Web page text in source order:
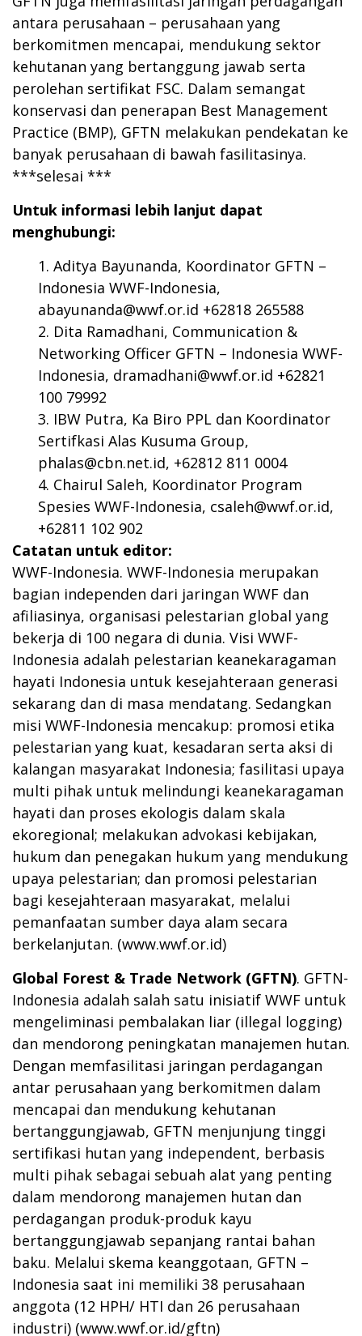
antara perusahaan – perusahaan yang
berkomitmen mencapai, mendukung sektor
kehutanan yang bertanggung jawab serta
perolehan sertifikat FSC. Dalam semangat
konservasi dan penerapan Best Management
Practice (BMP), GFTN melakukan pendekatan ke
banyak perusahaan di bawah fasilitasinya.
***selesai ***
Untuk informasi lebih lanjut dapat
menghubungi:
Aditya Bayunanda, Koordinator GFTN –
Indonesia WWF-Indonesia,
abayunanda@wwf.or.id +62818 265588
Dita Ramadhani, Communication &
Networking Officer GFTN – Indonesia WWF-
Indonesia, dramadhani@wwf.or.id +62821
100 79992
IBW Putra, Ka Biro PPL dan Koordinator
Sertifkasi Alas Kusuma Group,
phalas@cbn.net.id, +62812 811 0004
Chairul Saleh, Koordinator Program
Spesies WWF-Indonesia, csaleh@wwf.or.id,
+62811 102 902
Catatan untuk editor:
WWF-Indonesia. WWF-Indonesia merupakan
bagian independen dari jaringan WWF dan
afiliasinya, organisasi pelestarian global yang
bekerja di 100 negara di dunia. Visi WWF-
Indonesia adalah pelestarian keanekaragaman
hayati Indonesia untuk kesejahteraan generasi
sekarang dan di masa mendatang. Sedangkan
misi WWF-Indonesia mencakup: promosi etika
pelestarian yang kuat, kesadaran serta aksi di
kalangan masyarakat Indonesia; fasilitasi upaya
multi pihak untuk melindungi keanekaragaman
hayati dan proses ekologis dalam skala
ekoregional; melakukan advokasi kebijakan,
hukum dan penegakan hukum yang mendukung
upaya pelestarian; dan promosi pelestarian
bagi kesejahteraan masyarakat, melalui
pemanfaatan sumber daya alam secara
berkelanjutan. (www.wwf.or.id)
Global Forest & Trade Network (GFTN). GFTN-
Indonesia adalah salah satu inisiatif WWF untuk
mengeliminasi pembalakan liar (illegal logging)
dan mendorong peningkatan manajemen hutan.
Dengan memfasilitasi jaringan perdagangan
antar perusahaan yang berkomitmen dalam
mencapai dan mendukung kehutanan
bertanggungjawab, GFTN menjunjung tinggi
sertifikasi hutan yang independent, berbasis
multi pihak sebagai sebuah alat yang penting
dalam mendorong manajemen hutan dan
perdagangan produk-produk kayu
bertanggungjawab sepanjang rantai bahan
baku. Melalui skema keanggotaan, GFTN –
Indonesia saat ini memiliki 38 perusahaan
anggota (12 HPH/ HTI dan 26 perusahaan
industri) (www.wwf.or.id/gftn)